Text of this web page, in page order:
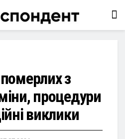
з
процедури
виклики